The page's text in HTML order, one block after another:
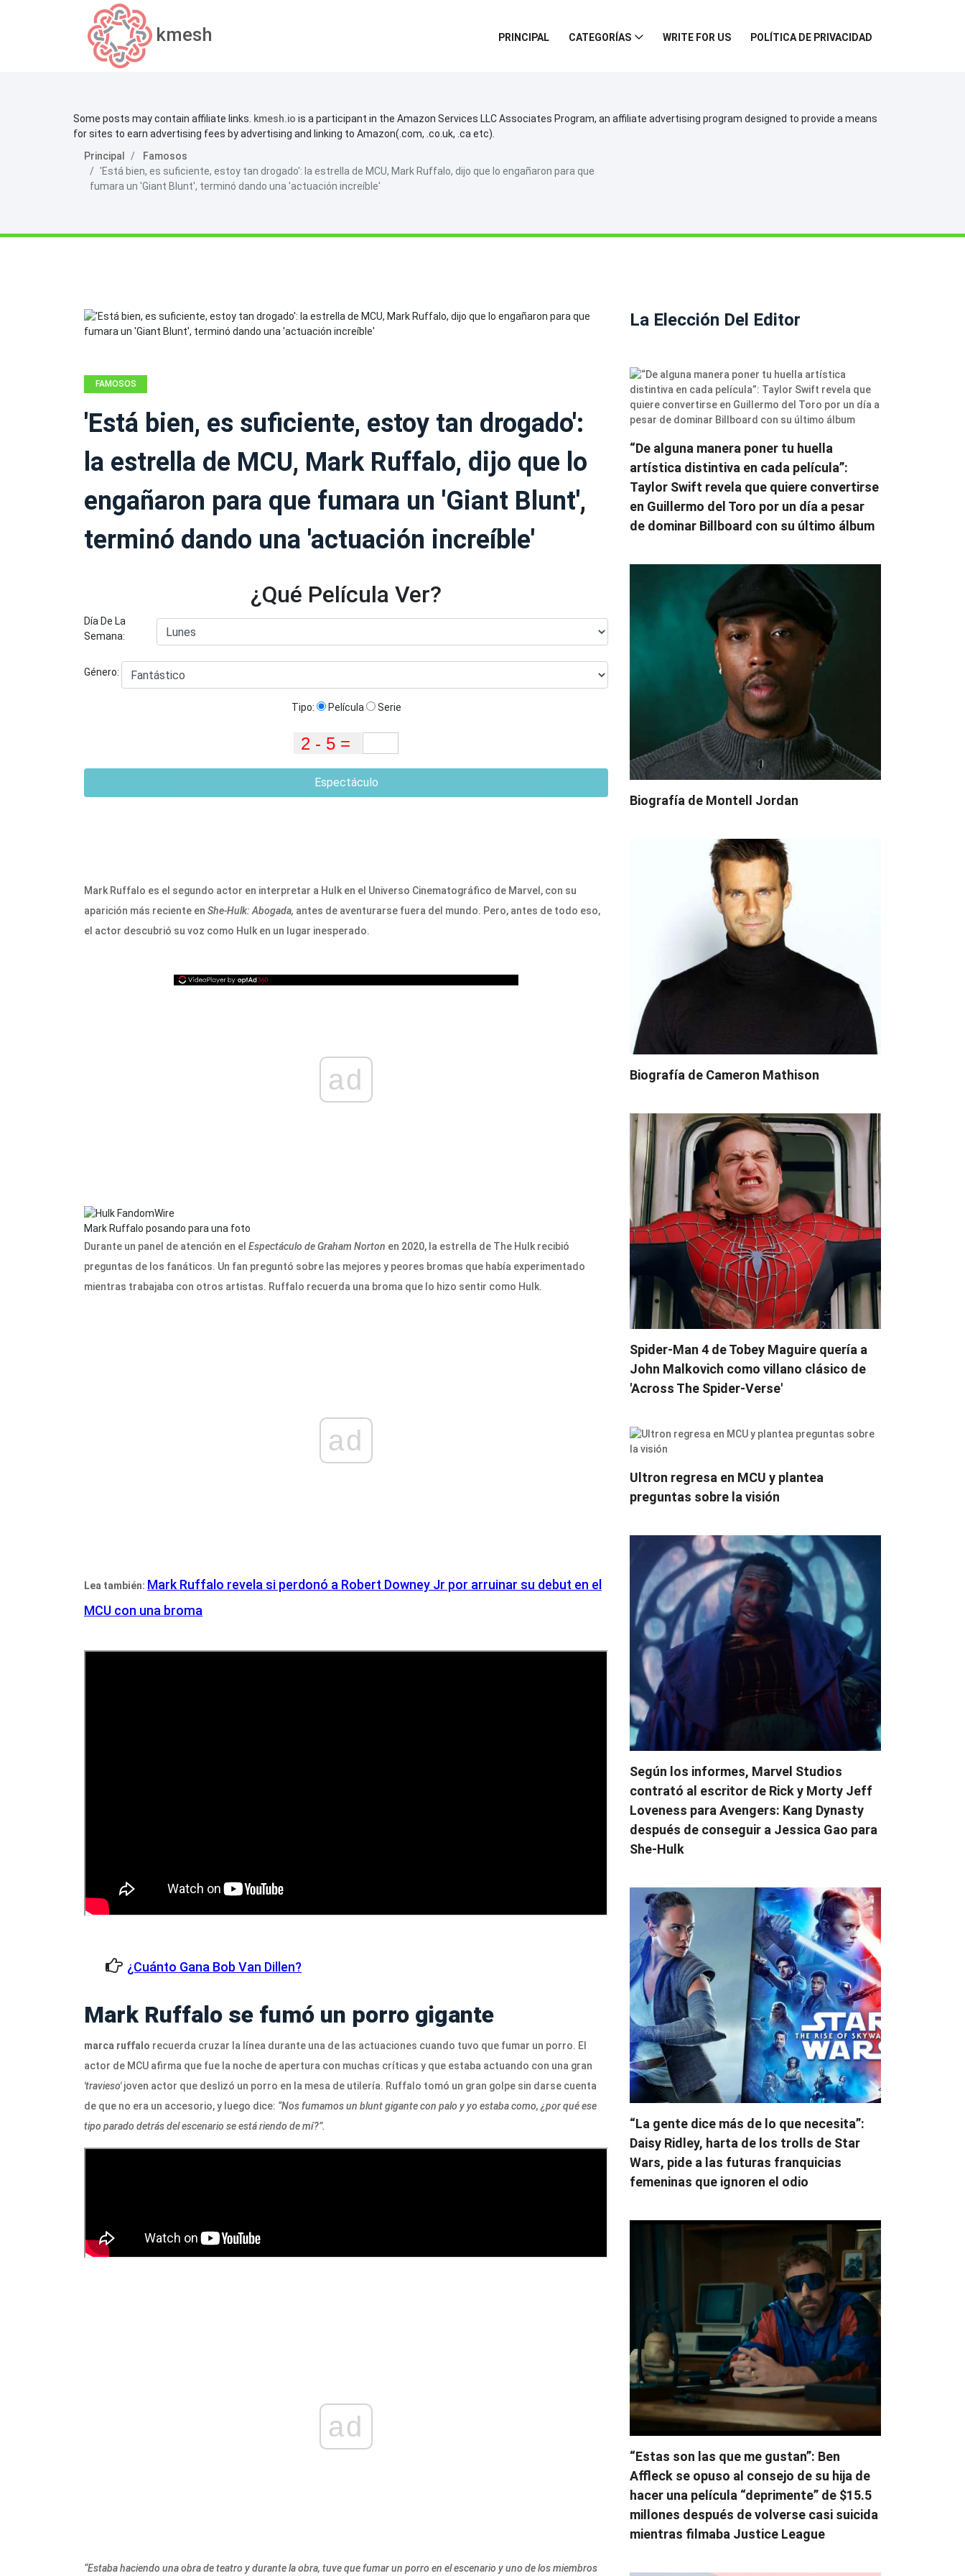
kmesh PRINCIPAL CATEGORÍAS WRITE FOR US POLÍTICA DE PRIVACIDAD
Some posts may contain affiliate links. kmesh.io is a participant in the Amazon Services LLC Associates Program, an affiliate advertising program designed to provide a means
for sites to earn advertising fees by advertising and linking to Amazon(.com, .co.uk, .ca etc).
Principal
Famosos
'Está bien, es suficiente, estoy tan drogado': la estrella de MCU, Mark Ruffalo, dijo que lo engañaron para que
fumara un 'Giant Blunt', terminó dando una 'actuación increíble'
FAMOSOS
'Está bien, es suficiente, estoy tan drogado':
la estrella de MCU, Mark Ruffalo, dijo que lo
engañaron para que fumara un 'Giant Blunt',
terminó dando una 'actuación increíble'
¿Qué Película Ver?
Día De La
Semana:
Género:
Tipo: Película Serie
Espectáculo
Mark Ruffalo es el segundo actor en interpretar a Hulk en el Universo Cinematográfico de Marvel, con su
aparición más reciente en She-Hulk: Abogada, antes de aventurarse fuera del mundo. Pero, antes de todo eso,
el actor descubrió su voz como Hulk en un lugar inesperado.
ad
Mark Ruffalo posando para una foto
Durante un panel de atención en el Espectáculo de Graham Norton en 2020, la estrella de The Hulk recibió
preguntas de los fanáticos. Un fan preguntó sobre las mejores y peores bromas que había experimentado
mientras trabajaba con otros artistas. Ruffalo recuerda una broma que lo hizo sentir como Hulk.
ad
Lea también: Mark Ruffalo revela si perdonó a Robert Downey Jr por arruinar su debut en el
MCU con una broma
¿Cuánto Gana Bob Van Dillen?
Mark Ruffalo se fumó un porro gigante
marca ruffalo recuerda cruzar la línea durante una de las actuaciones cuando tuvo que fumar un porro. El
actor de MCU afirma que fue la noche de apertura con muchas críticas y que estaba actuando con una gran
'travieso'joven actor que deslizó un porro en la mesa de utilería. Ruffalo tomó un gran golpe sin darse cuenta
de que no era un accesorio, y luego dice: “Nos fumamos un blunt gigante con palo y yo estaba como, ¿por qué ese
tipo parado detrás del escenario se está riendo de mí?”.
ad
“Estaba haciendo una obra de teatro y durante la obra, tuve que fumar un porro en el escenario y uno de los miembros
La Elección Del Editor
“De alguna manera poner tu huella
artística distintiva en cada película”:
Taylor Swift revela que quiere convertirse
en Guillermo del Toro por un día a pesar
de dominar Billboard con su último álbum
Biografía de Montell Jordan
Biografía de Cameron Mathison
Spider-Man 4 de Tobey Maguire quería a
John Malkovich como villano clásico de
'Across The Spider-Verse'
Ultron regresa en MCU y plantea
preguntas sobre la visión
Según los informes, Marvel Studios
contrató al escritor de Rick y Morty Jeff
Loveness para Avengers: Kang Dynasty
después de conseguir a Jessica Gao para
She-Hulk
“La gente dice más de lo que necesita”:
Daisy Ridley, harta de los trolls de Star
Wars, pide a las futuras franquicias
femeninas que ignoren el odio
“Estas son las que me gustan”: Ben
Affleck se opuso al consejo de su hija de
hacer una película “deprimente” de $15.5
millones después de volverse casi suicida
mientras filmaba Justice League